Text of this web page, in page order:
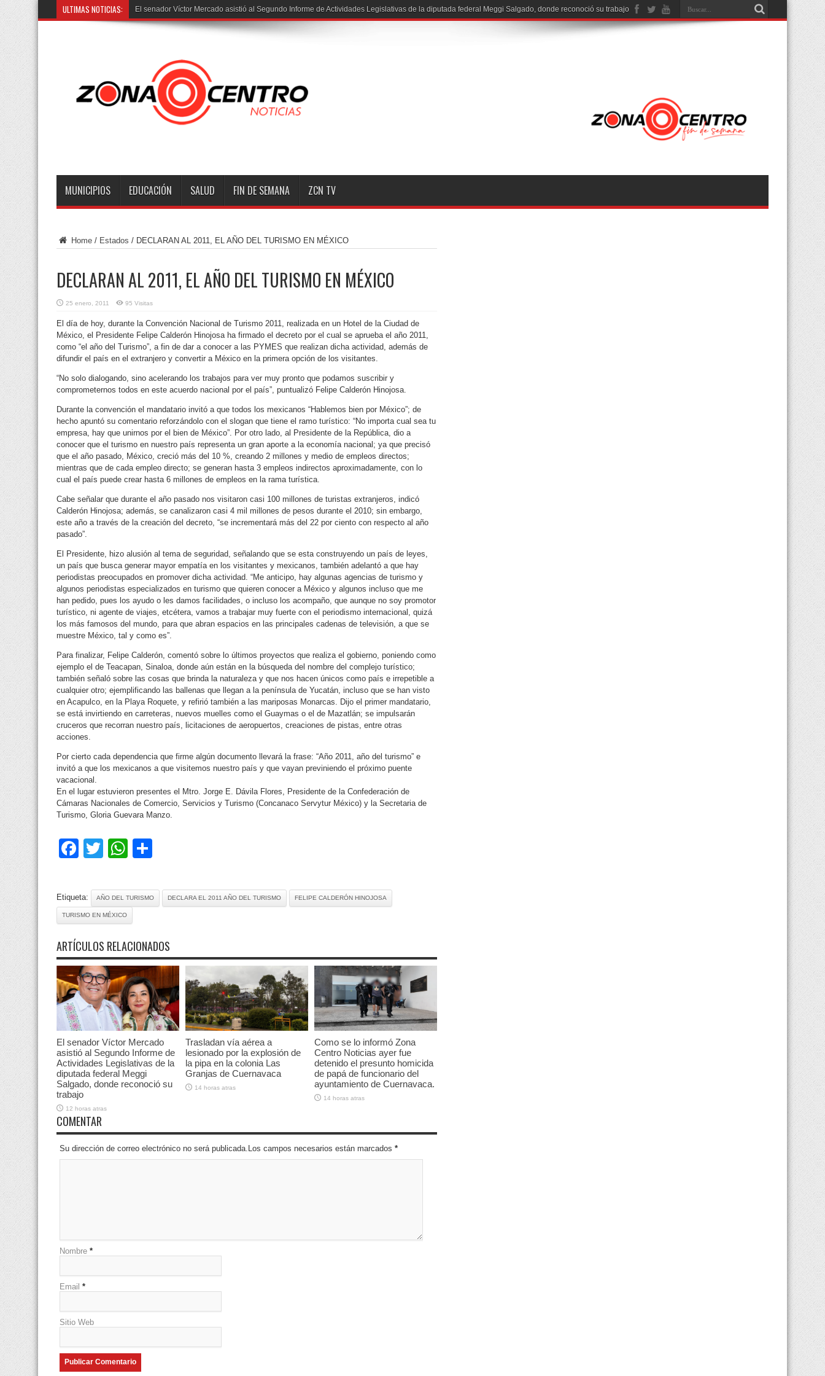
ULTIMAS NOTICIAS: Tras
MUNICIPIOS EDUCACIÓN SALUD FIN DE SEMANA ZCN TV
Home / Estados / DECLARAN AL 2011, EL AÑO DEL TURISMO EN MÉXICO
DECLARAN AL 2011, EL AÑO DEL TURISMO EN MÉXICO
25 enero, 2011 95 Visitas
El día de hoy, durante la Convención Nacional de Turismo 2011, realizada en un Hotel de la Ciudad de
México, el Presidente Felipe Calderón Hinojosa ha firmado el decreto por el cual se aprueba el año 2011,
como “el año del Turismo”, a fin de dar a conocer a las PYMES que realizan dicha actividad, además de
difundir el país en el extranjero y convertir a México en la primera opción de los visitantes.
“No solo dialogando, sino acelerando los trabajos para ver muy pronto que podamos suscribir y
comprometernos todos en este acuerdo nacional por el país”, puntualizó Felipe Calderón Hinojosa.
Durante la convención el mandatario invitó a que todos los mexicanos “Hablemos bien por México”; de
hecho apuntó su comentario reforzándolo con el slogan que tiene el ramo turístico: “No importa cual sea tu
empresa, hay que unirnos por el bien de México”. Por otro lado, al Presidente de la República, dio a
conocer que el turismo en nuestro país representa un gran aporte a la economía nacional; ya que precisó
que el año pasado, México, creció más del 10 %, creando 2 millones y medio de empleos directos;
mientras que de cada empleo directo; se generan hasta 3 empleos indirectos aproximadamente, con lo
cual el país puede crear hasta 6 millones de empleos en la rama turística.
Cabe señalar que durante el año pasado nos visitaron casi 100 millones de turistas extranjeros, indicó
Calderón Hinojosa; además, se canalizaron casi 4 mil millones de pesos durante el 2010; sin embargo,
este año a través de la creación del decreto, “se incrementará más del 22 por ciento con respecto al año
pasado”.
El Presidente, hizo alusión al tema de seguridad, señalando que se esta construyendo un país de leyes,
un país que busca generar mayor empatía en los visitantes y mexicanos, también adelantó a que hay
periodistas preocupados en promover dicha actividad. “Me anticipo, hay algunas agencias de turismo y
algunos periodistas especializados en turismo que quieren conocer a México y algunos incluso que me
han pedido, pues los ayudo o les damos facilidades, o incluso los acompaño, que aunque no soy promotor
turístico, ni agente de viajes, etcétera, vamos a trabajar muy fuerte con el periodismo internacional, quizá
los más famosos del mundo, para que abran espacios en las principales cadenas de televisión, a que se
muestre México, tal y como es”.
Para finalizar, Felipe Calderón, comentó sobre lo últimos proyectos que realiza el gobierno, poniendo como
ejemplo el de Teacapan, Sinaloa, donde aún están en la búsqueda del nombre del complejo turístico;
también señaló sobre las cosas que brinda la naturaleza y que nos hacen únicos como país e irrepetible a
cualquier otro; ejemplificando las ballenas que llegan a la península de Yucatán, incluso que se han visto
en Acapulco, en la Playa Roquete, y refirió también a las mariposas Monarcas. Dijo el primer mandatario,
se está invirtiendo en carreteras, nuevos muelles como el Guaymas o el de Mazatlán; se impulsarán
cruceros que recorran nuestro país, licitaciones de aeropuertos, creaciones de pistas, entre otras
acciones.
Por cierto cada dependencia que firme algún documento llevará la frase: “Año 2011, año del turismo” e
invitó a que los mexicanos a que visitemos nuestro país y que vayan previniendo el próximo puente
vacacional.
En el lugar estuvieron presentes el Mtro. Jorge E. Dávila Flores, Presidente de la Confederación de
Cámaras Nacionales de Comercio, Servicios y Turismo (Concanaco Servytur México) y la Secretaria de
Turismo, Gloria Guevara Manzo.
Facebook
TwitterWhatsApp
Etiqueta: AÑO DEL TURISMO DECLARA EL 2011 AÑO DEL TURISMO FELIPE CALDERÓN HINOJOSA
TURISMO EN MÉXICO
ARTÍCULOS RELACIONADOS
El senador Víctor Mercado
asistió al Segundo Informe de
Actividades Legislativas de la
diputada federal Meggi
Salgado, donde reconoció su
trabajo
12 horas atras
Trasladan vía aérea a
lesionado por la explosión de
la pipa en la colonia Las
Granjas de Cuernavaca
14 horas atras
Como se lo informó Zona
Centro Noticias ayer fue
detenido el presunto homicida
de papá de funcionario del
ayuntamiento de Cuernavaca.
14 horas atras
COMENTAR
Su dirección de correo electrónico no será publicada.Los campos necesarios están marcados *
Nombre *
Email *
Sitio Web